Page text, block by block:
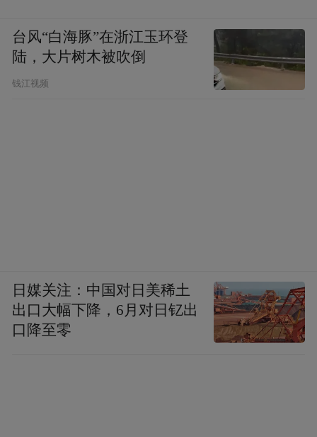
台风“白海豚”在浙江玉环登
陆，大片树木被吹倒
钱江视频
日媒关注：中国对日美稀土
出口大幅下降，6月对日钇出
口降至零